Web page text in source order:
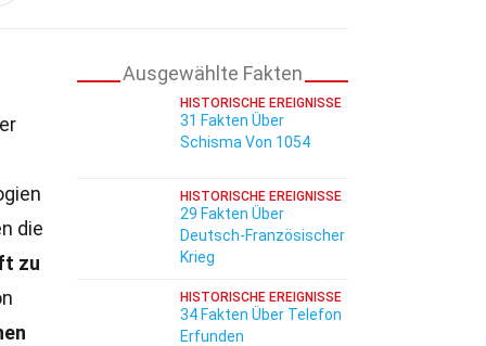
die
zu
Ausgewählte Fakten
HISTORISCHE EREIGNISSE
31 Fakten Über
Schisma Von 1054
HISTORISCHE EREIGNISSE
29 Fakten Über
Deutsch-Französischer
Krieg
HISTORISCHE EREIGNISSE
34 Fakten Über Telefon
Erfunden